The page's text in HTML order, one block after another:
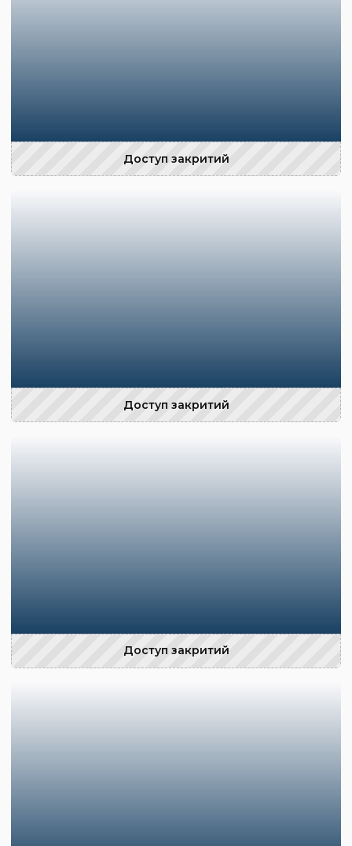
Доступ закритий
Доступ закритий
Доступ закритий